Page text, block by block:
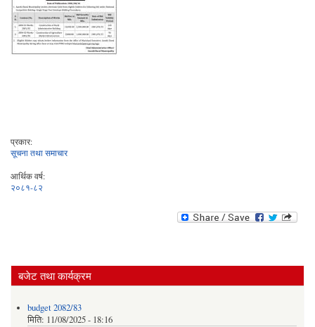
प्रकार:
सूचना तथा समाचार
आर्थिक वर्ष:
२०८१-८२
बजेट तथा कार्यक्रम
budget 2082/83
मिति: 11/08/2025 - 18:16